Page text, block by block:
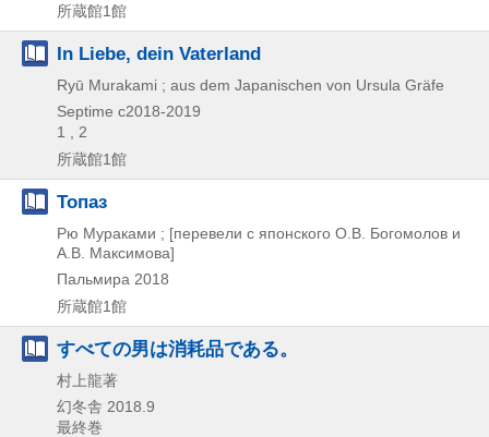
所蔵館1館
In Liebe, dein Vaterland
Ryū Murakami ; aus dem Japanischen von Ursula Gräfe
Septime c2018-2019
1 , 2
所蔵館1館
Топаз
Рю Мураками ; [перевели с японского О.В. Богомолов и
А.В. Максимовa]
Пальмира 2018
所蔵館1館
すべての男は消耗品である。
村上龍著
幻冬舎 2018.9
最終巻